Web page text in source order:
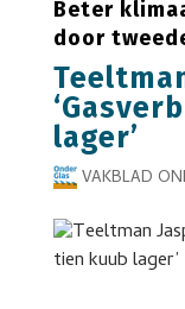
Beter
door
lager’
VAKBLAD